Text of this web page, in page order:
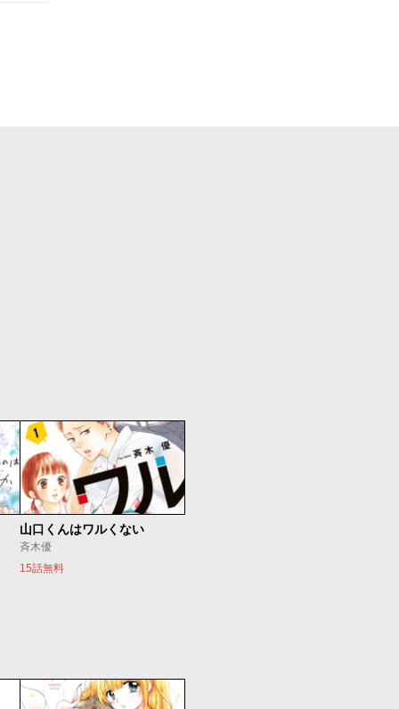
山口くんはワルくない
斉木優
15話無料